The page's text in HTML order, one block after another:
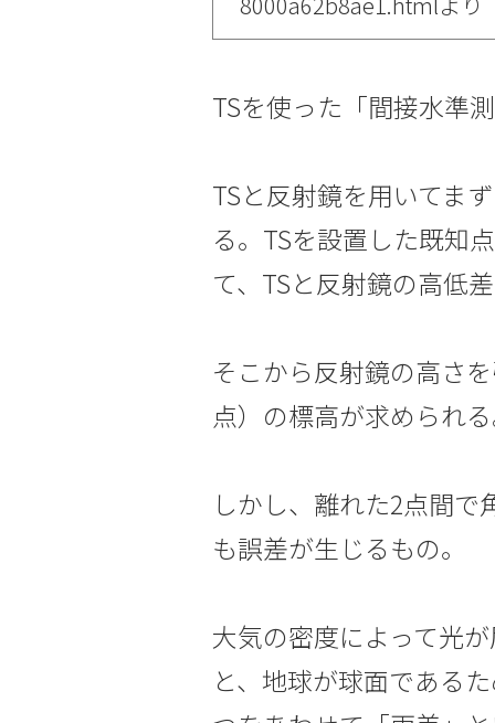
TSを使った「間接水準
TSと反射鏡を用いてま
る。TSを設置した既知
て、TSと反射鏡の高低
そこから反射鏡の高さ
点）の標高が求められ
しかし、離れた2点間
も誤差が生じるもの。
大気の密度によって光
と、地球が球面である